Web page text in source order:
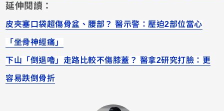
延伸閱讀：
皮夾塞口袋超傷骨盆、腰部？ 醫示警：壓迫2部位當心
「坐骨神經痛」
下山「倒退嚕」走路比較不傷膝蓋？ 醫拿2研究打臉：更
容易跌倒骨折